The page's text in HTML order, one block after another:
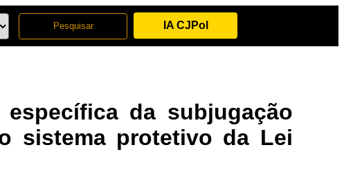
IA CJPol
da subjugação
sistema protetivo da Lei